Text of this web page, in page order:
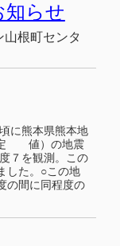
知らせ
山根町センタ
に熊本県熊本地
定 値）の地震
７を観測。この
した。○この地
の間に同程度の